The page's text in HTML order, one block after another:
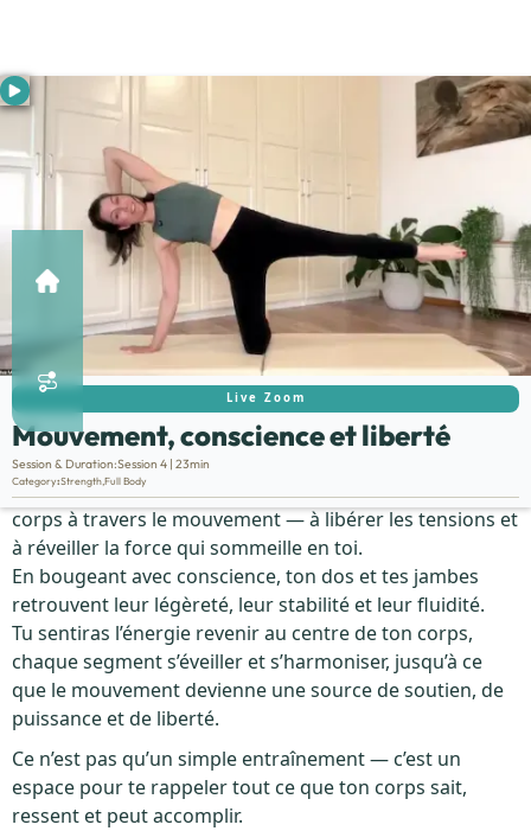
Live Zoom
Mouvement, conscience et liberté
Session & Duration:Session 4 | 23min
Category:Strength,Full Body
Description:
Cette séance est une invitation à te reconnecter à ton
corps à travers le mouvement — à libérer les tensions et
à réveiller la force qui sommeille en toi.
En bougeant avec conscience, ton dos et tes jambes
retrouvent leur légèreté, leur stabilité et leur fluidité.
Tu sentiras l’énergie revenir au centre de ton corps,
chaque segment s’éveiller et s’harmoniser, jusqu’à ce
que le mouvement devienne une source de soutien, de
puissance et de liberté.
Ce n’est pas qu’un simple entraînement — c’est un
espace pour te rappeler tout ce que ton corps sait,
ressent et peut accomplir.